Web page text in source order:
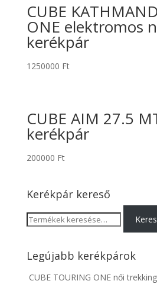
CUBE
ONE elektromos
kerékpár
1250000 Ft
CUBE AIM 27.5
kerékpár
200000 Ft
Kerékpár kereső
Keresés
a
Legújabb kerékpárok
CUBE TOURING ONE női